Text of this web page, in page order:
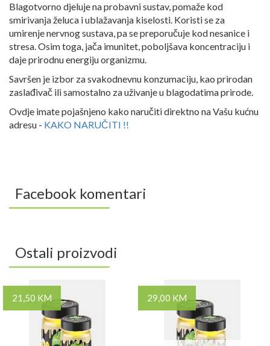
Blagotvorno djeluje na probavni sustav, pomaže kod
smirivanja želuca i ublažavanja kiselosti. Koristi se za
umirenje nervnog sustava, pa se preporučuje kod nesanice i
stresa. Osim toga, jača imunitet, poboljšava koncentraciju i
daje prirodnu energiju organizmu.
Savršen je izbor za svakodnevnu konzumaciju, kao prirodan
zaslađivač ili samostalno za uživanje u blagodatima prirode.
Ovdje imate pojašnjeno kako naručiti direktno na Vašu kućnu
adresu - KAKO NARUČITI !!
Facebook komentari
Ostali proizvodi
21,50 KM 29,00 KM